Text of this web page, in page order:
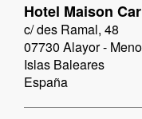
Hotel Maison
c/ des Ramal, 48
07730 Alayor -
Islas Baleares
España